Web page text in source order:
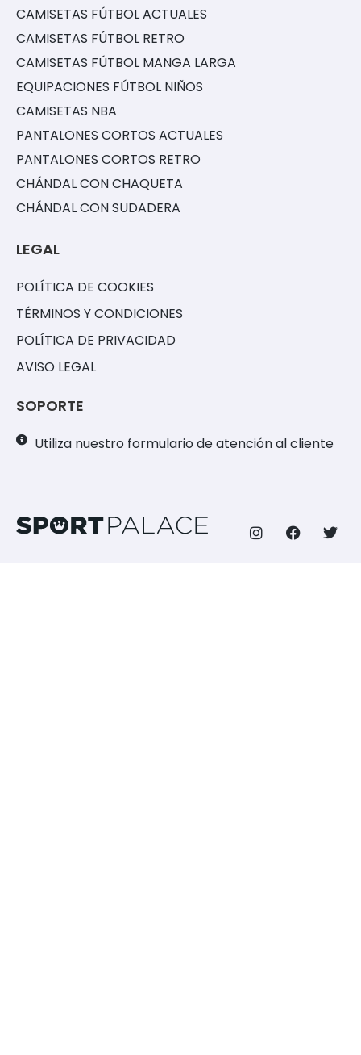
CAMISETAS FÚTBOL ACTUALES
CAMISETAS FÚTBOL RETRO
CAMISETAS FÚTBOL MANGA LARGA
EQUIPACIONES FÚTBOL NIÑOS
CAMISETAS NBA
PANTALONES CORTOS ACTUALES
PANTALONES CORTOS RETRO
CHÁNDAL CON CHAQUETA
CHÁNDAL CON SUDADERA
LEGAL
POLÍTICA DE COOKIES
TÉRMINOS Y CONDICIONES
POLÍTICA DE PRIVACIDAD
AVISO LEGAL
SOPORTE
Utiliza nuestro formulario de atención al cliente